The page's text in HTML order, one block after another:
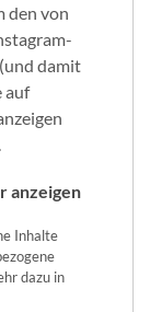
den von
damit
auf
anzeigen
Inhalte
dazu in